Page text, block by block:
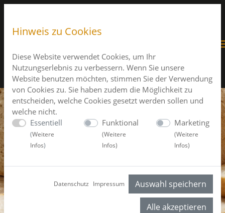
Hinweis zu Cookies
Diese Website verwendet Cookies, um Ihr
Nutzungserlebnis zu verbessern. Wenn Sie unsere
Website benutzen möchten, stimmen Sie der Verwendung
von Cookies zu. Sie haben zudem die Möglichkeit zu
entscheiden, welche Cookies gesetzt werden sollen und
welche nicht.
Essentiell
(Weitere
Infos)
Funktional
(Weitere
Infos)
Marketing
(Weitere
Infos)
Datenschutz Impressum Auswahl speichern
Alle akzeptieren